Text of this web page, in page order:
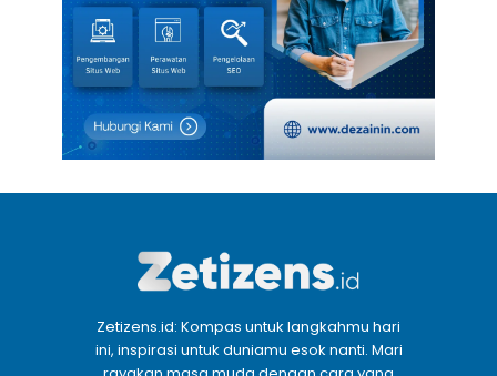
Zetizens.id: Kompas untuk langkahmu hari
ini, inspirasi untuk duniamu esok nanti. Mari